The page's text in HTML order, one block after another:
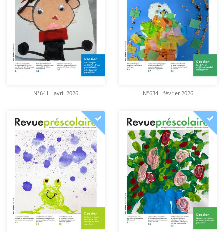
N°641 - avril 2026 N°634 - février 2026